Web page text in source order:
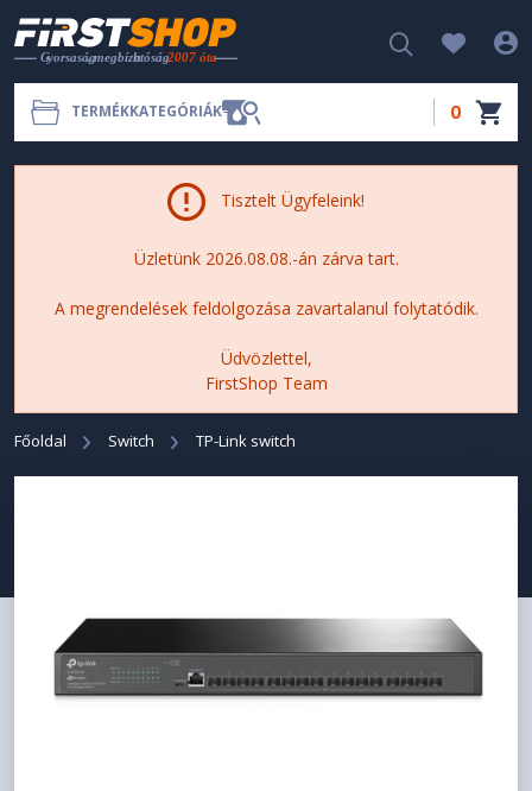
TERMÉKKATEGÓRIÁK 0
Tisztelt Ügyfeleink!
Üzletünk 2026.08.08.-án zárva tart.
A megrendelések feldolgozása zavartalanul folytatódik.
Üdvözlettel,
FirstShop Team
Főoldal Switch TP-Link switch